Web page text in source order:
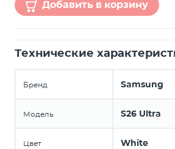
Добавить в корзину
Технические
Бренд Samsung
Модель S26 Ultra
Цвет White